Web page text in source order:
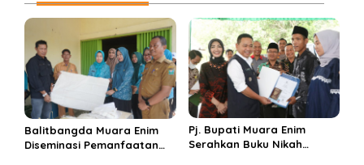
g
a
s
i
p
o
s
Balitbangda Muara Enim
Diseminasi Pemanfaatan
Pj. Bupati Muara Enim
Serahkan Buku Nikah